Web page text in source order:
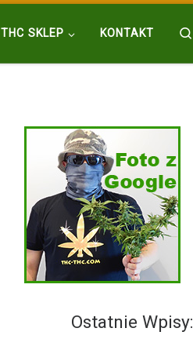
THC SKLEP KONTAKT
Ostatnie Wpisy: